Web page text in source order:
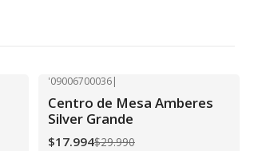
'09006700036|
Centro de Mesa Amberes
Silver Grande
$17.994$29.990